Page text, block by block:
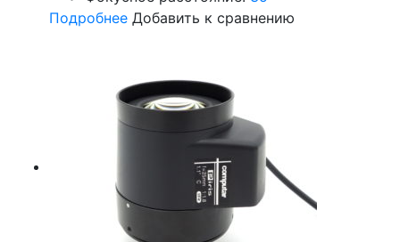
Подробнее Добавить к сравнению